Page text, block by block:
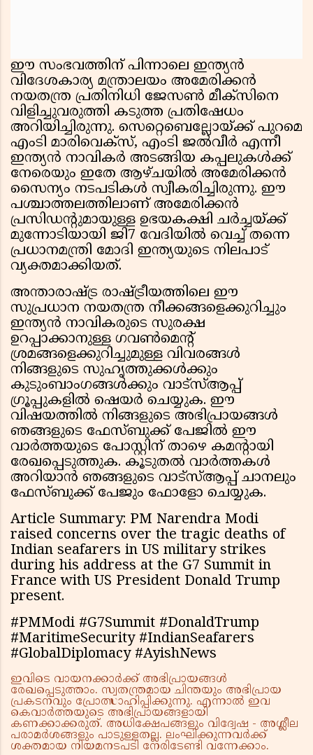
ഈ സംഭവത്തിന് പിന്നാലെ ഇന്ത്യൻ
വിദേശകാര്യ മന്ത്രാലയം അമേരിക്കൻ
നയതന്ത്ര പ്രതിനിധി ജേസൺ മീക്‌സിനെ
വിളിച്ചുവരുത്തി കടുത്ത പ്രതിഷേധം
അറിയിച്ചിരുന്നു. സെറ്റെബെല്ലോയ്ക്ക് പുറമെ
എംടി മാരിവെക്സ്, എംടി ജൽവീർ എന്നീ
ഇന്ത്യൻ നാവികർ അടങ്ങിയ കപ്പലുകൾക്ക്
നേരെയും ഇതേ ആഴ്ചയിൽ അമേരിക്കൻ
സൈന്യം നടപടികൾ സ്വീകരിച്ചിരുന്നു. ഈ
പശ്ചാത്തലത്തിലാണ് അമേരിക്കൻ
പ്രസിഡൻ്റുമായുള്ള ഉഭയകക്ഷി ചർച്ചയ്ക്ക്
മുന്നോടിയായി ജി7 വേദിയിൽ വെച്ച് തന്നെ
പ്രധാനമന്ത്രി മോദി ഇന്ത്യയുടെ നിലപാട്
വ്യക്തമാക്കിയത്.
അന്താരാഷ്ട്ര രാഷ്ട്രീയത്തിലെ ഈ
സുപ്രധാന നയതന്ത്ര നീക്കങ്ങളെക്കുറിച്ചും
ഇന്ത്യൻ നാവികരുടെ സുരക്ഷ
ഉറപ്പാക്കാനുള്ള ഗവൺമെന്റ്
ശ്രമങ്ങളെക്കുറിച്ചുമുള്ള വിവരങ്ങൾ
നിങ്ങളുടെ സുഹൃത്തുക്കൾക്കും
കുടുംബാംഗങ്ങൾക്കും വാട്സ്ആപ്പ്
ഗ്രൂപ്പുകളിൽ ഷെയർ ചെയ്യുക. ഈ
വിഷയത്തിൽ നിങ്ങളുടെ അഭിപ്രായങ്ങൾ
ഞങ്ങളുടെ ഫേസ്ബുക്ക് പേജിൽ ഈ
വാർത്തയുടെ പോസ്റ്റിന് താഴെ കമന്റായി
രേഖപ്പെടുത്തുക. കൂടുതൽ വാർത്തകൾ
അറിയാൻ ഞങ്ങളുടെ വാട്സ്ആപ്പ് ചാനലും
ഫേസ്ബുക്ക് പേജും ഫോളോ ചെയ്യുക.
Article Summary: PM Narendra Modi
raised concerns over the tragic deaths of
Indian seafarers in US military strikes
during his address at the G7 Summit in
France with US President Donald Trump
present.
#PMModi #G7Summit #DonaldTrump
#MaritimeSecurity #IndianSeafarers
#GlobalDiplomacy #AyishNews
ഇവിടെ വായനക്കാർക്ക് അഭിപ്രായങ്ങൾ
രേഖപ്പെടുത്താം. സ്വതന്ത്രമായ ചിന്തയും അഭിപ്രായ
പ്രകടനവും പ്രോത്സാഹിപ്പിക്കുന്നു. എന്നാൽ ഇവ
കെവാർത്തയുടെ അഭിപ്രായങ്ങളായി
കണക്കാക്കരുത്. അധിക്ഷേപങ്ങളും വിദ്വേഷ - അശ്ലീല
പരാമർശങ്ങളും പാടുള്ളതല്ല. ലംഘിക്കുന്നവർക്ക്
ശക്തമായ നിയമനടപടി നേരിടേണ്ടി വന്നേക്കാം.